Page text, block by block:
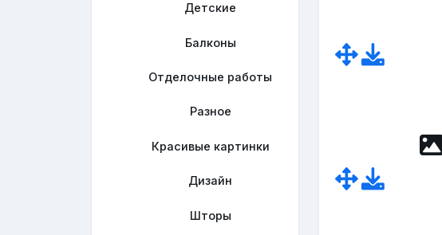
Детские
Балконы
Отделочные работы
Разное
Красивые картинки
Дизайн
Шторы